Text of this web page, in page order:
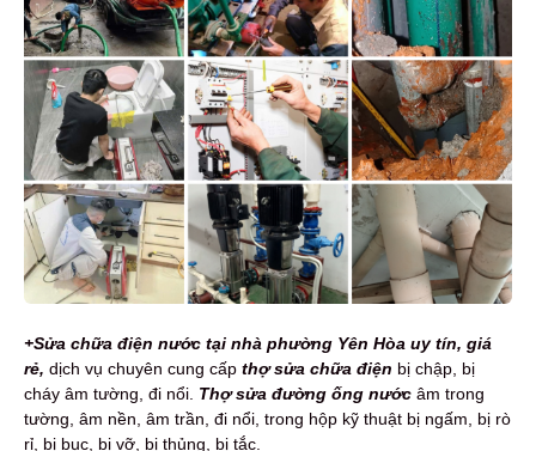
+Sửa chữa điện nước tại nhà phường Yên Hòa uy tín, giá
rẻ, dịch vụ chuyên cung cấp thợ sửa chữa điện bị chập, bị
cháy âm tường, đi nổi. Thợ sửa đường ống nước âm trong
tường, âm nền, âm trần, đi nổi, trong hộp kỹ thuật bị ngấm, bị rò
rỉ, bị bục, bị vỡ, bị thủng, bị tắc.